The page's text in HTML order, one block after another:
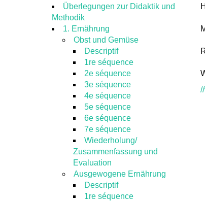
Überlegungen zur Didaktik und
Methodik
1. Ernährung
Obst und Gemüse
Descriptif
1re séquence
2e séquence
3e séquence
4e séquence
5e séquence
6e séquence
7e séquence
Wiederholung/
Zusammenfassung und
Evaluation
Ausgewogene Ernährung
Descriptif
1re séquence